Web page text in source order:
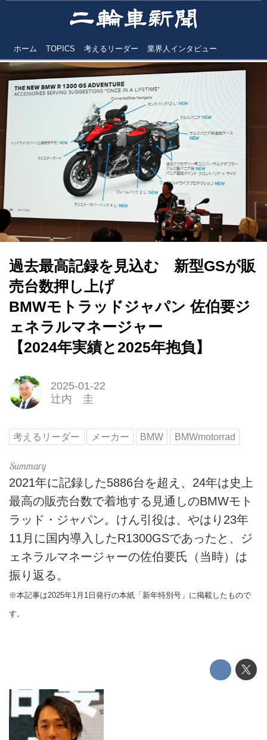
ホーム TOPICS 考えるリーダー 業界人インタビュー
過去最高記録を見込む 新型GSが販
売台数押し上げ
BMWモトラッドジャパン 佐伯要ジ
ェネラルマネージャー
【2024年実績と2025年抱負】
2025-01-22
辻内 圭
考えるリーダー メーカー BMW BMWmotorrad
2021年に記録した5886台を超え、24年は史上
最高の販売台数で着地する見通しのBMWモト
ラッド・ジャパン。けん引役は、やはり23年
11月に国内導入したR1300GSであったと、ジ
ェネラルマネージャーの佐伯要氏（当時）は
振り返る。
※本記事は2025年1月1日発行の本紙「新年特別号」に掲載したもので
す。